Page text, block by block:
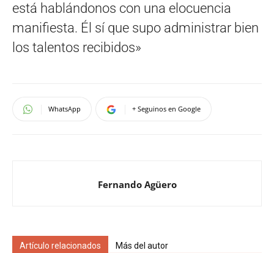
está hablándonos con una elocuencia
manifiesta. Él sí que supo administrar bien
los talentos recibidos»
WhatsApp + Seguinos en Google
Fernando Agüero
Artículo relacionados Más del autor